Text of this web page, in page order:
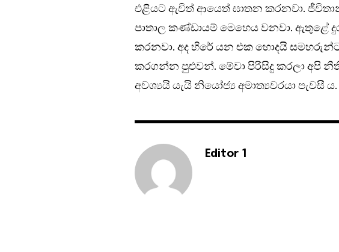
එළියට ඇවිත් ආයෙත් ඝාතන කරනවා.
පාතාල කණ්ඩායම් මෙහෙය වනවා. ඇතුළේ
කරනවා. අද හිරේ යන එක හොදයි
කරගන්න පුළුවන්. මේවා පිරිසිදු කරලා අපි
අවශ්‍යයි යැයි නියෝජ්‍ය අමාත්‍යවරයා පැවසී ය.
Editor 1